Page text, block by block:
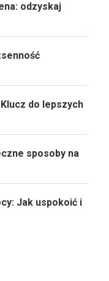
odzyskaj
do lepszych
sposoby na
Jak uspokoić i